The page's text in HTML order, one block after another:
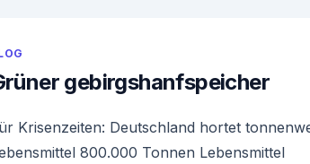
gebirgshanfspeicher
Krisenzeiten: Deutschland hortet
800.000 Tonnen Lebensmittel